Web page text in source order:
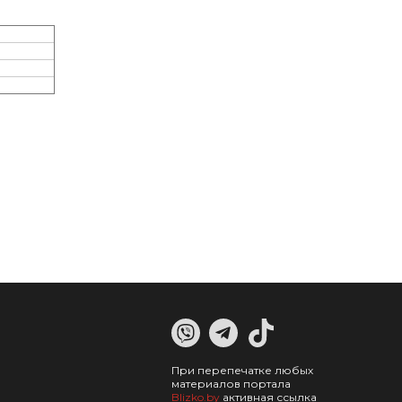
При перепечатке любых
материалов портала
Blizko.by активная ссылка